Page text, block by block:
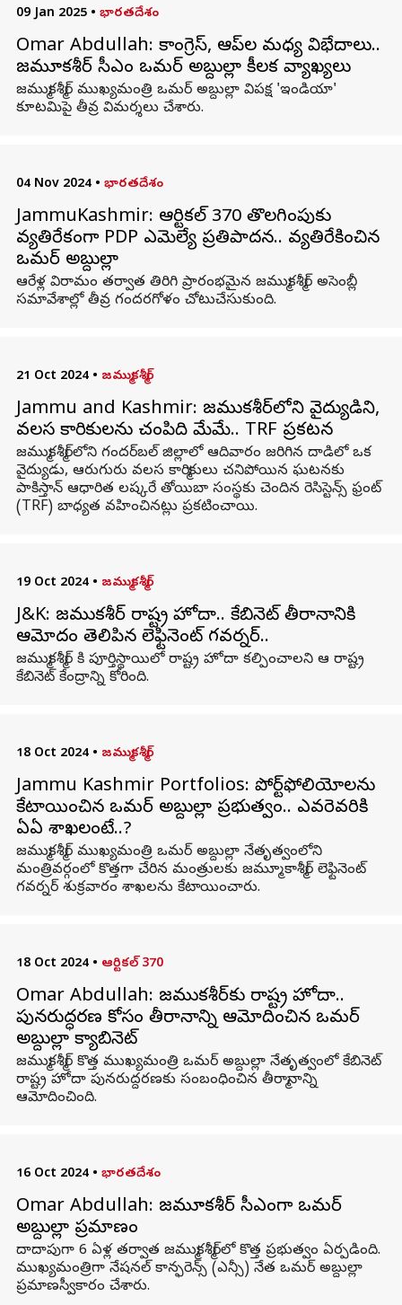
09 Jan 2025 • భారతదేశం
Omar Abdullah: కాంగ్రెస్‌, ఆప్‌ల మధ్య విభేదాలు..
జమ్మూకశ్మీర్‌ సీఎం ఒమర్‌ అబ్దుల్లా కీలక వ్యాఖ్యలు
జమ్ముకశ్మీర్‌ ముఖ్యమంత్రి ఒమర్‌ అబ్దుల్లా విపక్ష 'ఇండియా'
కూటమిపై తీవ్ర విమర్శలు చేశారు.
04 Nov 2024 • భారతదేశం
JammuKashmir: ఆర్టికల్ 370 తొలగింపుకు
వ్యతిరేకంగా PDP ఎమ్మెల్యే ప్రతిపాదన.. వ్యతిరేకించిన
ఒమర్ అబ్దుల్లా
ఆరేళ్ల విరామం తర్వాత తిరిగి ప్రారంభమైన జమ్ముకశ్మీర్ అసెంబ్లీ
సమావేశాల్లో తీవ్ర గందరగోళం చోటుచేసుకుంది.
21 Oct 2024 • జమ్ముకశ్మీర్
Jammu and Kashmir: జమ్ముకశ్మీర్‌లోని వైద్యుడిని,
వలస కార్మికులను చంపిది మేమే.. TRF ప్రకటన
జమ్ముకశ్మీర్‌లోని గందర్‌బల్ జిల్లాలో ఆదివారం జరిగిన దాడిలో ఒక
వైద్యుడు, ఆరుగురు వలస కార్మికులు చనిపోయిన ఘటనకు
పాకిస్తాన్ ఆధారిత లష్కరే తోయిబా సంస్థకు చెందిన రెసిస్టెన్స్ ఫ్రంట్
(TRF) బాధ్యత వహించినట్లు ప్రకటించాయి.
19 Oct 2024 • జమ్ముకశ్మీర్
J&K: జమ్ముకశ్మీర్ రాష్ట్ర హోదా.. కేబినెట్ తీర్మానానికి
ఆమోదం తెలిపిన లెఫ్టినెంట్ గవర్నర్..
జమ్ముకశ్మీర్ కి పూర్తిస్థాయిలో రాష్ట్ర హోదా కల్పించాలని ఆ రాష్ట్ర
కేబినెట్ కేంద్రాన్ని కోరింది.
18 Oct 2024 • జమ్ముకశ్మీర్
Jammu Kashmir Portfolios: పోర్ట్‌ఫోలియోలను
కేటాయించిన ఒమర్ అబ్దుల్లా ప్రభుత్వం.. ఎవరెవరికి
ఏఏ శాఖలంటే..?
జమ్ముకశ్మీర్ ముఖ్యమంత్రి ఒమర్ అబ్దుల్లా నేతృత్వంలోని
మంత్రివర్గంలో కొత్తగా చేరిన మంత్రులకు జమ్మూ కాశ్మీర్ లెఫ్టినెంట్
గవర్నర్ శుక్రవారం శాఖలను కేటాయించారు.
18 Oct 2024 • ఆర్టికల్ 370
Omar Abdullah: జమ్ముకశ్మీర్‌కు రాష్ట్ర హోదా..
పునరుద్ధరణ కోసం తీర్మానాన్ని ఆమోదించిన ఒమర్
అబ్దుల్లా క్యాబినెట్
జమ్ముకశ్మీర్‌ కొత్త ముఖ్యమంత్రి ఒమర్ అబ్దుల్లా నేతృత్వంలో కేబినెట్‌
రాష్ట్ర హోదా పునరుద్దరణకు సంబంధించిన తీర్మానాన్ని
ఆమోదించింది.
16 Oct 2024 • భారతదేశం
Omar Abdullah: జమ్మూకశ్మీర్‌ సీఎంగా ఒమర్‌
అబ్దుల్లా ప్రమాణం
దాదాపుగా 6 ఏళ్ల తర్వాత జమ్ముకశ్మీర్‌లో కొత్త ప్రభుత్వం ఏర్పడింది.
ముఖ్యమంత్రిగా నేషనల్ కాన్ఫరెన్స్ (ఎన్సీ) నేత ఒమర్ అబ్దుల్లా
ప్రమాణస్వీకారం చేశారు.